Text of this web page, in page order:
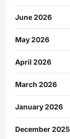
June 2026
May 2026
April 2026
March 2026
January 2026
December 2025